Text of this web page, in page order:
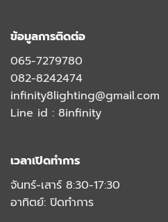
ข้อมูลการติดต่อ
065-7279780
082-8242474
infinity8lighting@gmail.com
Line id : 8infinity
เวลาเปิดทำการ
จันทร์-เสาร์ 8:30-17:30
อาทิตย์: ปิดทำการ